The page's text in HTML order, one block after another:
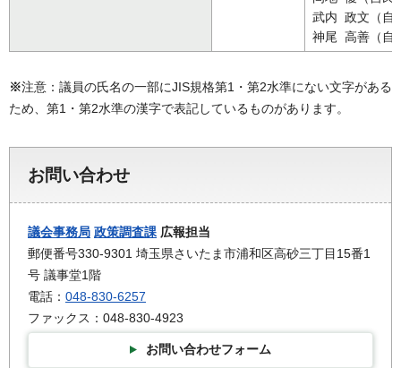
武内 政文（自
神尾 高善（自
※注意：議員の氏名の一部にJIS規格第1・第2水準にない文字がある
ため、第1・第2水準の漢字で表記しているものがあります。
お問い合わせ
議会事務局 政策調査課 広報担当
郵便番号330-9301 埼玉県さいたま市浦和区高砂三丁目15番1
号 議事堂1階
電話： 048-830-6257
ファックス：048-830-4923
お問い合わせフォーム